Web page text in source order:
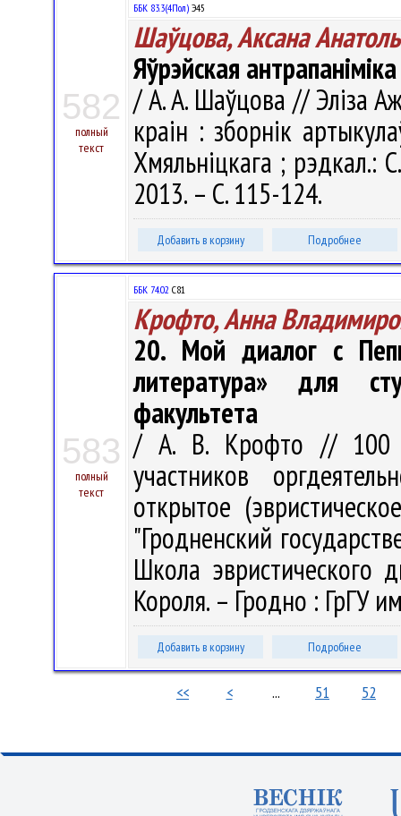
582
полный
текст
ББК 83.3(4Пол) Э45
Шаўцова, Аксана
Яўрэйская
/ А. А. Шаўцова // Эліза
краін : зборнік
Хмяльніцкага ; рэдкал.:
2013. – С. 115-124.
Добавить в корзину Подробнее
583
полный
текст
ББК 74.02 С81
Крофто, Анна
20. Мой диалог с
литература» для
факультета
/ А. В. Крофто // 100
участников
открытое
"Гродненский
Школа
Короля. – Гродно : ГрГУ
Добавить в корзину Подробнее
<< < ... 51 52